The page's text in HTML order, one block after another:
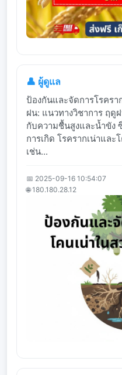
👤 ผู้ดูแล
ป้องกันและจัดการโรครา
ฝน: แนวทางวิชาการ ฤดู
กับความชื้นสูงและน้ำขัง
การเกิด โรครากเน่าแล
เช่น...
📅 2025-09-16 10:54:07
🌐 180.180.28.12